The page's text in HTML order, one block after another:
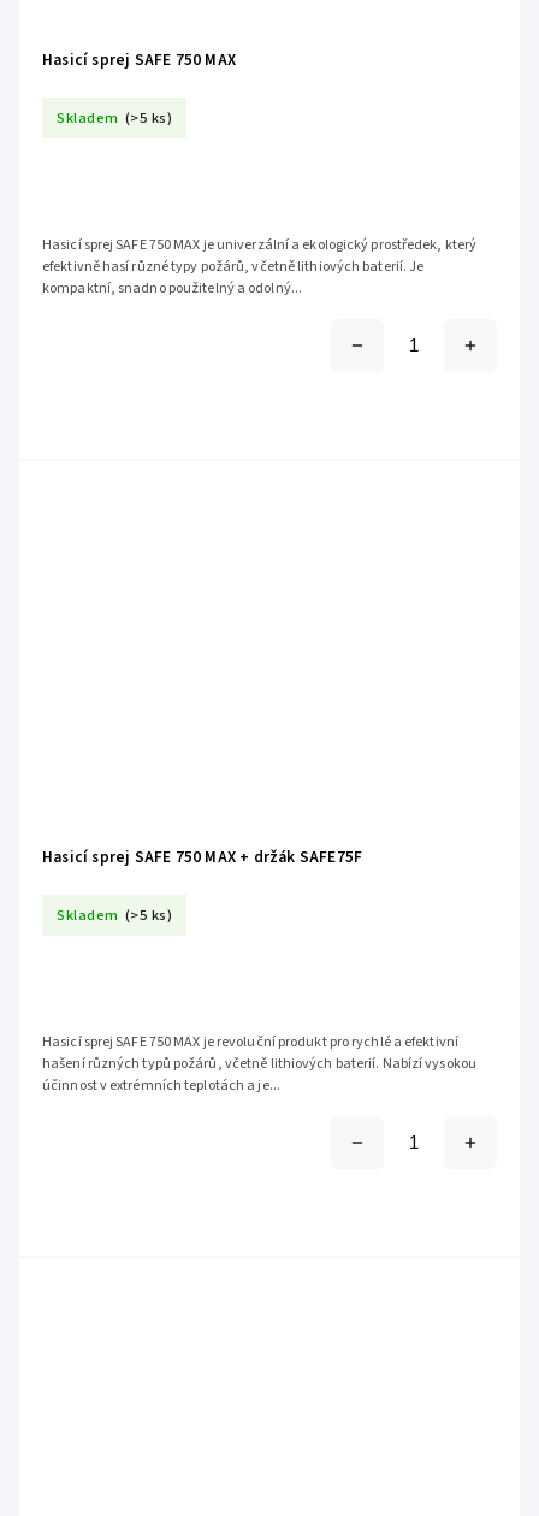
Hasicí sprej SAFE 750 MAX
Skladem (>5 ks)
Hasicí sprej SAFE 750 MAX je univerzální a ekologický prostředek, který
efektivně hasí různé typy požárů, včetně lithiových baterií. Je
kompaktní, snadno použitelný a odolný...
Hasicí sprej SAFE 750 MAX + držák SAFE75F
Skladem (>5 ks)
Hasicí sprej SAFE 750 MAX je revoluční produkt pro rychlé a efektivní
hašení různých typů požárů, včetně lithiových baterií. Nabízí vysokou
účinnost v extrémních teplotách a je...